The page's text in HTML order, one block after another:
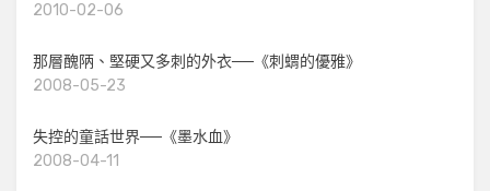
2010-02-06
那層醜陃、堅硬又多刺的外衣──《刺蝟的優雅》
2008-05-23
失控的童話世界──《墨水血》
2008-04-11